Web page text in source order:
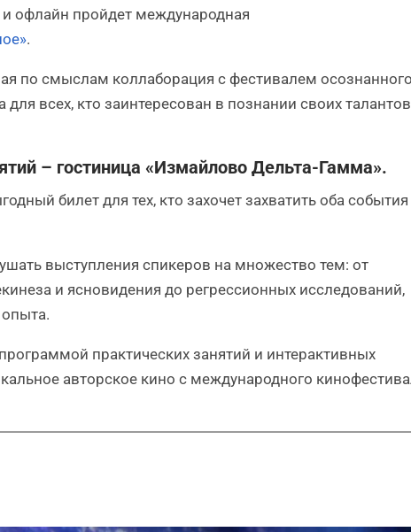
офлайн пройдет международная
.
по смыслам коллаборация с фестивалем
для всех, кто заинтересован в познании своих
– гостиница «Измайлово Дельта-Гамма».
билет для тех, кто захочет захватить оба события
выступления спикеров на множество тем: от
и ясновидения до регрессионных исследований,
практических занятий и интерактивных
авторское кино с международного